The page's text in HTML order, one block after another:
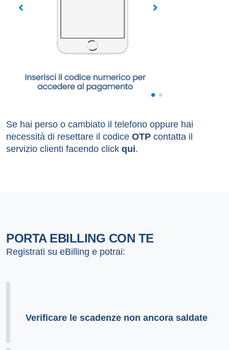
Se hai perso o cambiato il telefono oppure hai
necessità di resettare il codice OTP contatta il
servizio clienti facendo click qui.
PORTA EBILLING CON TE
Registrati su eBilling e potrai:
Verificare le scadenze non ancora saldate